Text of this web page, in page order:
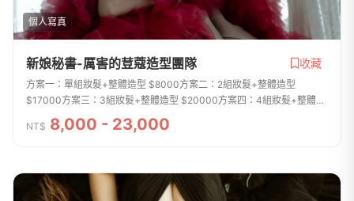
個人寫真
新娘秘書-厲害的荳蔻造型團隊 收藏
方案一：單組妝髮+整體造型 $8000方案二：2組妝髮+整體造型
$17000方案三：3組妝髮+整體造型 $20000方案四：4組妝髮+整體造
2.方案一...
NT$ 8,000 - 23,000